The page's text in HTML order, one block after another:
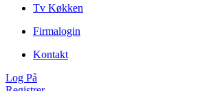
Tv Køkken
Firmalogin
Kontakt
Log På